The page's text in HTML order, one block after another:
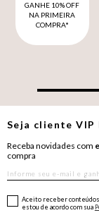
GANHE 10% OFF
NA PRIMEIRA
COMPRA*
Seja clienteVIP
Receba novidades com
compra
Aceito receber
estou de acordo com sua